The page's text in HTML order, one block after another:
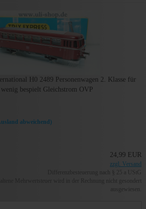
H0 2489 Personenwagen 2. Klasse für
wenig bespielt Gleichstrom OVP
abweichend)
24,99 EUR
zzgl. Versand
Differenzbesteuerung nach § 25 a UStG
Mehrwertsteuer wird in der Rechnung nicht gesondert
ausgewiesen.